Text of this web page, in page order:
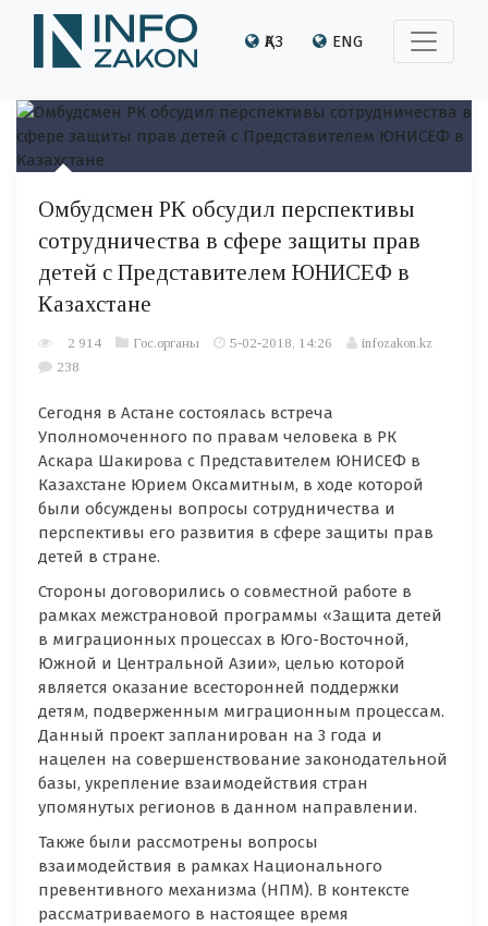
ҚАЗ ENG
Омбудсмен РК обсудил перспективы
сотрудничества в сфере защиты прав
детей с Представителем ЮНИСЕФ в
Казахстане
2 914 Гос.органы 5-02-2018, 14:26
infozakon.kz
238
Сегодня в Астане состоялась встреча
Уполномоченного по правам человека в РК
Аскара Шакирова с Представителем ЮНИСЕФ в
Казахстане Юрием Оксамитным, в ходе которой
были обсуждены вопросы сотрудничества и
перспективы его развития в сфере защиты прав
детей в стране.
Стороны договорились о совместной работе в
рамках межстрановой программы «Защита детей
в миграционных процессах в Юго-Восточной,
Южной и Центральной Азии», целью которой
является оказание всесторонней поддержки
детям, подверженным миграционным процессам.
Данный проект запланирован на 3 года и
нацелен на совершенствование законодательной
базы, укрепление взаимодействия стран
упомянутых регионов в данном направлении.
Также были рассмотрены вопросы
взаимодействия в рамках Национального
превентивного механизма (НПМ). В контексте
рассматриваемого в настоящее время